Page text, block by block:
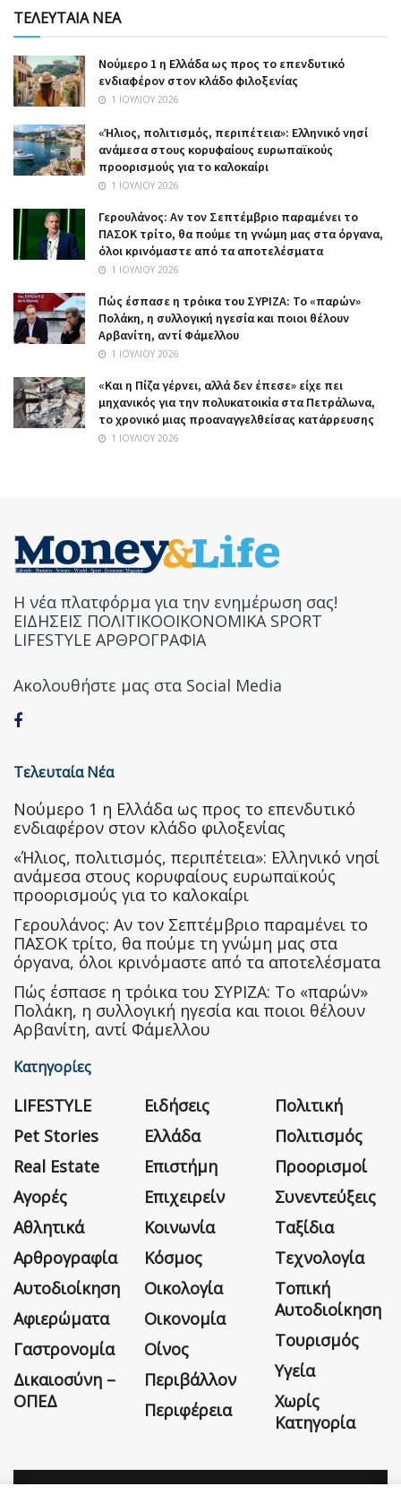
ΤΕΛΕΥΤΑΙΑ ΝΕΑ
Nούμερο 1 η Ελλάδα ως προς το επενδυτικό
ενδιαφέρον στον κλάδο φιλοξενίας
1 ΙΟΥΛΊΟΥ 2026
«Ήλιος, πολιτισμός, περιπέτεια»: Ελληνικό νησί
ανάμεσα στους κορυφαίους ευρωπαϊκούς
προορισμούς για το καλοκαίρι
1 ΙΟΥΛΊΟΥ 2026
Γερουλάνος: Αν τον Σεπτέμβριο παραμένει το
ΠΑΣΟΚ τρίτο, θα πούμε τη γνώμη μας στα όργανα,
όλοι κρινόμαστε από τα αποτελέσματα
1 ΙΟΥΛΊΟΥ 2026
Πώς έσπασε η τρόικα του ΣΥΡΙΖΑ: Το «παρών»
Πολάκη, η συλλογική ηγεσία και ποιοι θέλουν
Αρβανίτη, αντί Φάμελλου
1 ΙΟΥΛΊΟΥ 2026
«Και η Πίζα γέρνει, αλλά δεν έπεσε» είχε πει
μηχανικός για την πολυκατοικία στα Πετράλωνα,
το χρονικό μιας προαναγγελθείσας κατάρρευσης
1 ΙΟΥΛΊΟΥ 2026
Η νέα πλατφόρμα για την ενημέρωση σας!
ΕΙΔΗΣΕΙΣ ΠΟΛΙΤΙΚΟΟΙΚΟΝΟΜΙΚΑ SPORT
LIFESTYLE ΑΡΘΡΟΓΡΑΦΙΑ
Ακολουθήστε μας στα Social Media
Τελευταία Νέα
Nούμερο 1 η Ελλάδα ως προς το επενδυτικό
ενδιαφέρον στον κλάδο φιλοξενίας
«Ήλιος, πολιτισμός, περιπέτεια»: Ελληνικό νησί
ανάμεσα στους κορυφαίους ευρωπαϊκούς
προορισμούς για το καλοκαίρι
Γερουλάνος: Αν τον Σεπτέμβριο παραμένει το
ΠΑΣΟΚ τρίτο, θα πούμε τη γνώμη μας στα
όργανα, όλοι κρινόμαστε από τα αποτελέσματα
Πώς έσπασε η τρόικα του ΣΥΡΙΖΑ: Το «παρών»
Πολάκη, η συλλογική ηγεσία και ποιοι θέλουν
Αρβανίτη, αντί Φάμελλου
Κατηγορίες
LIFESTYLE
Pet Stories
Real Estate
Αγορές
Αθλητικά
Αρθρογραφία
Αυτοδιοίκηση
Αφιερώματα
Γαστρονομία
Δικαιοσύνη –
ΟΠΕΔ
Ειδήσεις
Ελλάδα
Επιστήμη
Επιχειρείν
Κοινωνία
Κόσμος
Οικολογία
Οικονομία
Οίνος
Περιβάλλον
Περιφέρεια
Πολιτική
Πολιτισμός
Προορισμοί
Συνεντεύξεις
Ταξίδια
Τεχνολογία
Τοπική
Αυτοδιοίκηση
Τουρισμός
Υγεία
Χωρίς
Κατηγορία